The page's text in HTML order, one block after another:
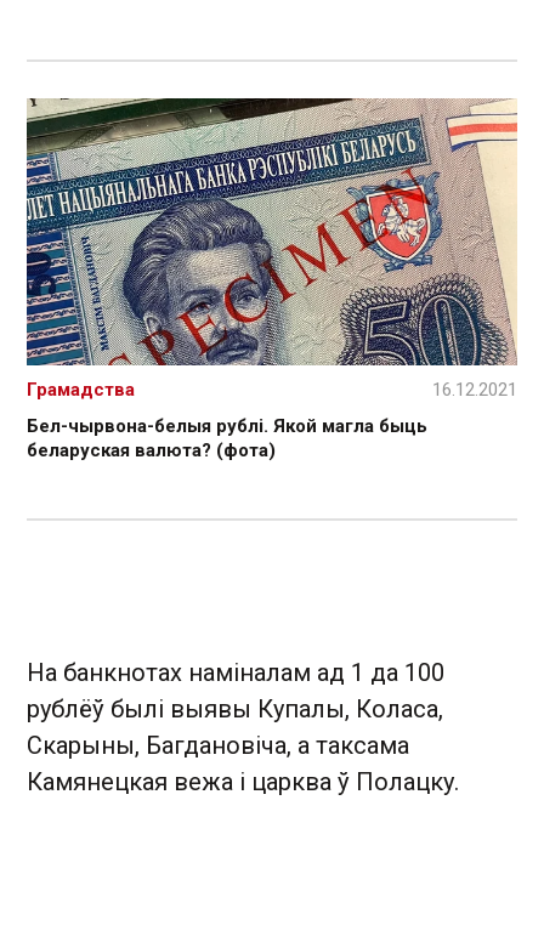
Бел-чырвона-белыя рублі. Якой магла быць
беларуская валюта? (фота)
Грамадства 16.12.2021
На банкнотах наміналам ад 1 да 100
рублёў былі выявы Купалы, Коласа,
Скарыны, Багдановіча, а таксама
Камянецкая вежа і царква ў Полацку.